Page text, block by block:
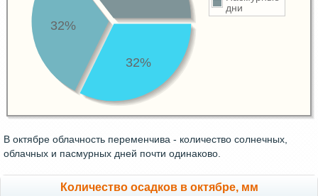
дни
32%
32%
В октябре облачность переменчива - количество солнечных,
облачных и пасмурных дней почти одинаково.
Количество осадков в октябре, мм